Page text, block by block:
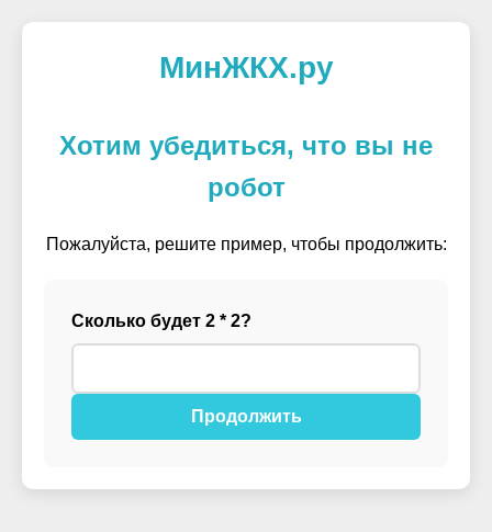
МинЖКХ.ру
Хотим убедиться, что вы не
робот
Пожалуйста, решите пример, чтобы продолжить:
Сколько будет 2 * 2?
Продолжить